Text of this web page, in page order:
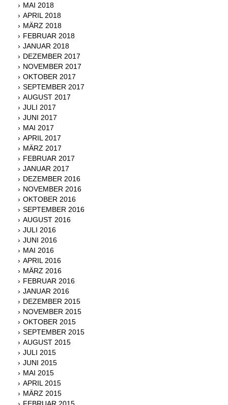
MAI 2018
APRIL 2018
MÄRZ 2018
FEBRUAR 2018
JANUAR 2018
DEZEMBER 2017
NOVEMBER 2017
OKTOBER 2017
SEPTEMBER 2017
AUGUST 2017
JULI 2017
JUNI 2017
MAI 2017
APRIL 2017
MÄRZ 2017
FEBRUAR 2017
JANUAR 2017
DEZEMBER 2016
NOVEMBER 2016
OKTOBER 2016
SEPTEMBER 2016
AUGUST 2016
JULI 2016
JUNI 2016
MAI 2016
APRIL 2016
MÄRZ 2016
FEBRUAR 2016
JANUAR 2016
DEZEMBER 2015
NOVEMBER 2015
OKTOBER 2015
SEPTEMBER 2015
AUGUST 2015
JULI 2015
JUNI 2015
MAI 2015
APRIL 2015
MÄRZ 2015